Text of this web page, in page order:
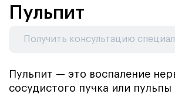
Пульпит
Получить консультацию
Пульпит — это воспаление
сосудистого пучка или пульпы